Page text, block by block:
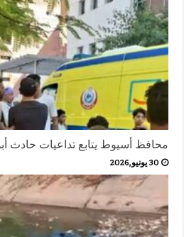
محافظ أسيوط يتابع تداعيات حادث
30 يونيو,2026